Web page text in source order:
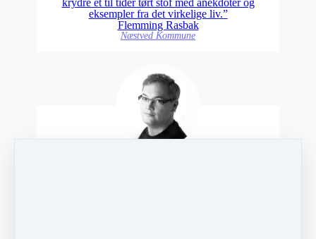
eksempler fra det virkelige liv.”
Flemming Rasbak
Næstved Kommune